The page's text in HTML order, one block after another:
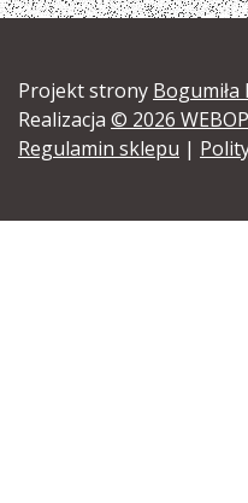
Projekt strony Bogumiła
Realizacja © 2026
Regulamin sklepu |